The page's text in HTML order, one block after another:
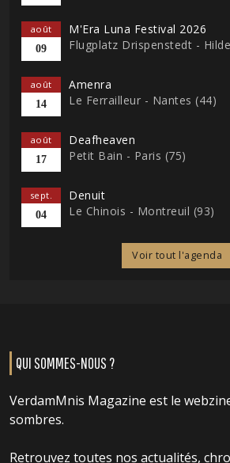
août
09
M'Era Luna Festival 2026
Flugplatz Drispenstedt -
août
14
Amenra
Le Ferrailleur - Nantes (44)
août
17
Deafheaven
Petit Bain - Paris (75)
sept.
04
Denuit
Le Chinois - Montreuil (93)
Voir tout l'agenda
QUI SOMMES-NOUS ?
VerdamMnis Magazine est le
sombres.
Retrouvez toutes nos actualités,